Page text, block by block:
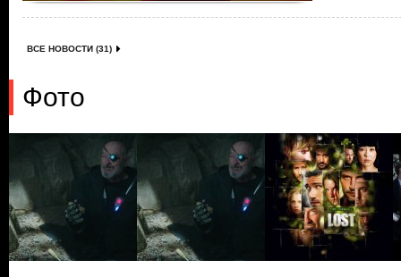
ВСЕ НОВОСТИ (31)
Фото